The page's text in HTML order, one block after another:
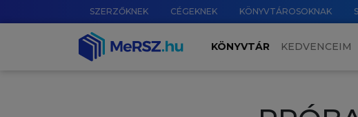
SZERZŐKNEK CÉGEKNEK KÖNYVTÁROSOKNAK
KÖNYVTÁR KEDVENCEIM